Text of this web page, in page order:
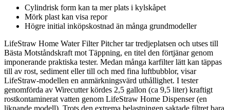
Cylindrisk form kan ta mer plats i kylskåpet
Mörk plast kan visa repor
Högre initial inköpskostnad än många grundmodeller
LifeStraw Home Water Filter Pitcher tar tredjeplatsen och utses till
Bästa Motståndskraft mot Täppning, en titel den förtjänar genom
imponerande praktiska tester. Medan många karfilter lätt kan täppas
till av rost, sediment eller till och med fina luftbubblor, visar
LifeStraw-modellen en anmärkningsvärd uthållighet. I tester
genomförda av Wirecutter kördes 2,5 gallon (ca 9,5 liter) kraftigt
rostkontaminerat vatten genom LifeStraw Home Dispenser (en